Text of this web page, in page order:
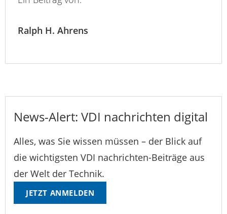
Ralph H. Ahrens
News-Alert: VDI nachrichten digital
Alles, was Sie wissen müssen – der Blick auf
die wichtigsten VDI nachrichten-Beiträge aus
der Welt der Technik.
JETZT ANMELDEN